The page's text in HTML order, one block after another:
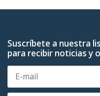
Suscríbete a nuestra
para recibir noticias y